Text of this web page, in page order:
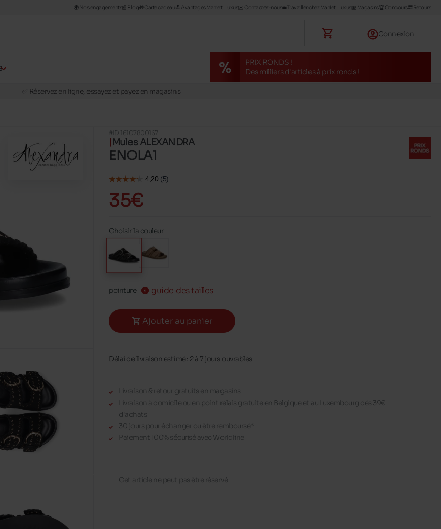
🌍 Nos engagements📰​ Blog🎁 Carte cadeau🔝 Avantages Maniet ! Luxus✉️ Contactez-nous💼Travailler chez Maniet ! Luxus🏪 Magasins🏆 Concours🔙 Retours
Connexion
PRIX RONDS !
Des milliers d'articles à prix ronds !
✅ Réservez en ligne, essayez et payez en magasins
🔁 retours valables pendant 30 jours
🚛 Livraison gratuite en magasins
#ID 16107800167
Mules ALEXANDRA
ENOLA1
35€
Choisir la couleur
pointure guide des tailles
Ajouter au panier
Délai de livraison estimé : 2 à 7 jours ouvrables
Livraison & retour gratuits en magasins
Livraison à domicile ou en point relais gratuite en Belgique et au Luxembourg dés 39€
d'achats
30 jours pour échanger ou être remboursé*
Paiement 100% sécurisé avec Worldline
Cet article ne peut pas être réservé